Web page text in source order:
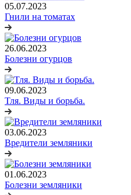
05.07.2023
Гнили на томатах
26.06.2023
Болезни огурцов
09.06.2023
Тля. Виды и борьба.
03.06.2023
Вредители земляники
01.06.2023
Болезни земляники